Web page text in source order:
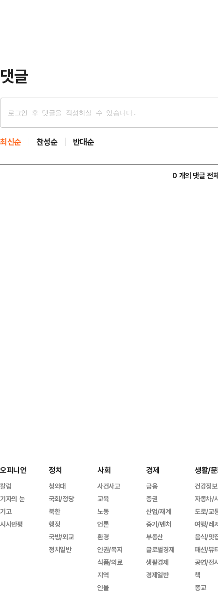
댓글
최신순 찬성순 반대순
0 개의 댓글 전
오피니언
칼럼
기자의 눈
기고
시사만평
정치
청와대
국회/정당
북한
행정
국방/외교
정치일반
사회
사건사고
교육
노동
언론
환경
인권/복지
식품/의료
지역
인물
경제
금융
증권
산업/재계
중기/벤처
부동산
글로벌경제
생활경제
경제일반
생활/
건강정보
자동차/
도로/교
여행/레
음식/맛
패션/뷰
공연/전
책
종교